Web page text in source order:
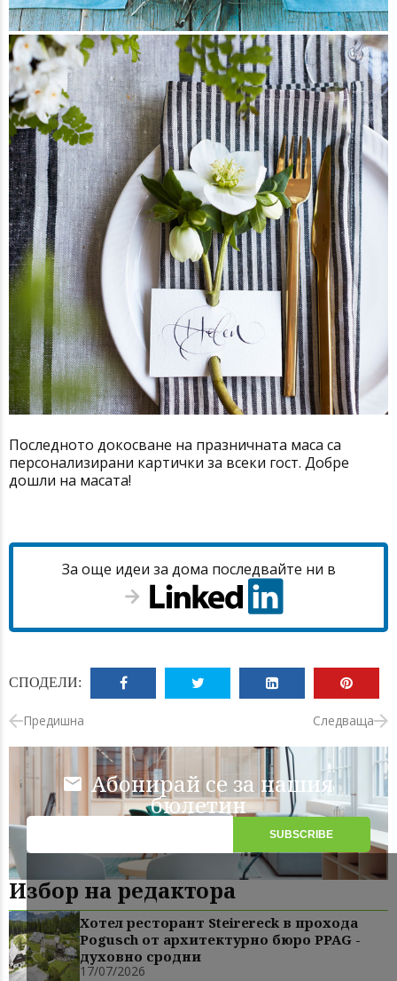
Последното докосване на празничната маса са
персонализирани картички за всеки гост. Добре
дошли на масата!
За още идеи за дома последвайте ни в
СПОДЕЛИ:
Предишна Следваща
Абонирай се за нашия
бюлетин
Избор на редактора
Хотел ресторант Steirereck в прохода
Pogusch от архитектурно бюро PPAG -
духовно сродни
17/07/2026